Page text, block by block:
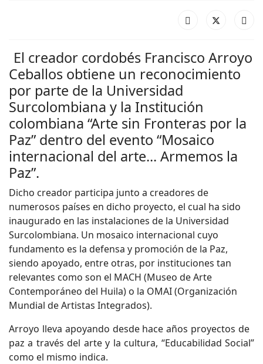
El creador cordobés Francisco Arroyo
Ceballos obtiene un reconocimiento
por parte de la Universidad
Surcolombiana y la Institución
colombiana “Arte sin Fronteras por la
Paz” dentro del evento “Mosaico
internacional del arte... Armemos la
Paz”.
Dicho creador participa junto a creadores de
numerosos países en dicho proyecto, el cual ha sido
inaugurado en las instalaciones de la Universidad
Surcolombiana. Un mosaico internacional cuyo
fundamento es la defensa y promoción de la Paz,
siendo apoyado, entre otras, por instituciones tan
relevantes como son el MACH (Museo de Arte
Contemporáneo del Huila) o la OMAI (Organización
Mundial de Artistas Integrados).
Arroyo lleva apoyando desde hace años proyectos de
paz a través del arte y la cultura, “Educabilidad Social”
como el mismo indica.